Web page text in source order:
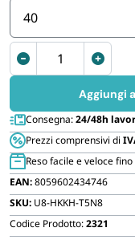
FORNITURE
40
Contenitori
di
per
alimenti
12
Porzioni
quantità
Aggiungi
Consegna:24/48h
Prezzi comprensivi di
Reso facile e veloce fino
EAN:8059602434746
SKU: U8-HKKH-T5N8
Codice Prodotto:2321